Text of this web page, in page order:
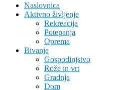
Naslovnica
Aktivno življenje
Rekreacija
Potepanja
Oprema
Bivanje
Gospodinjstvo
Rože in vrt
Gradnja
Dom